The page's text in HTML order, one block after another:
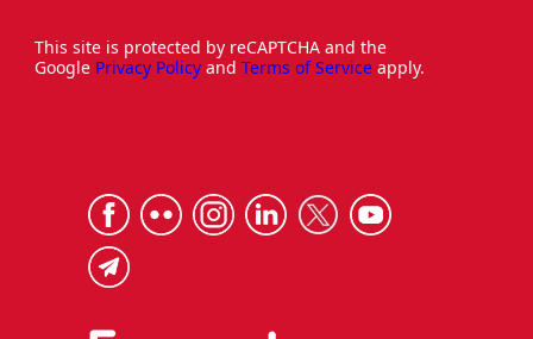
This site is protected by reCAPTCHA and the
Google Privacy Policy and Terms of Service apply.